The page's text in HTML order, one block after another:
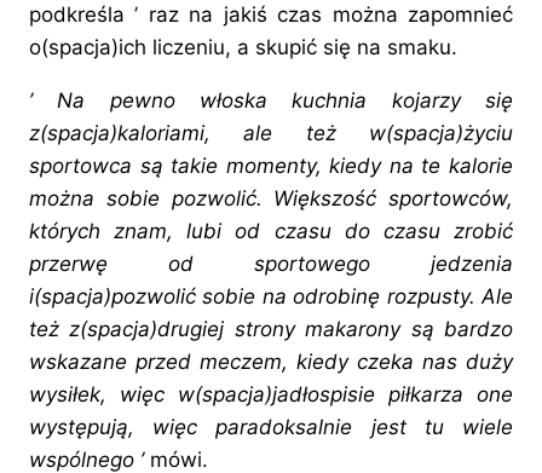
podkreśla ’ raz na jakiś czas można zapomnieć
o(spacja)ich liczeniu, a skupić się na smaku.
’ Na pewno włoska kuchnia kojarzy się
z(spacja)kaloriami, ale też w(spacja)życiu
sportowca są takie momenty, kiedy na te kalorie
można sobie pozwolić. Większość sportowców,
których znam, lubi od czasu do czasu zrobić
przerwę od sportowego jedzenia
i(spacja)pozwolić sobie na odrobinę rozpusty. Ale
też z(spacja)drugiej strony makarony są bardzo
wskazane przed meczem, kiedy czeka nas duży
wysiłek, więc w(spacja)jadłospisie piłkarza one
występują, więc paradoksalnie jest tu wiele
wspólnego ’ mówi.